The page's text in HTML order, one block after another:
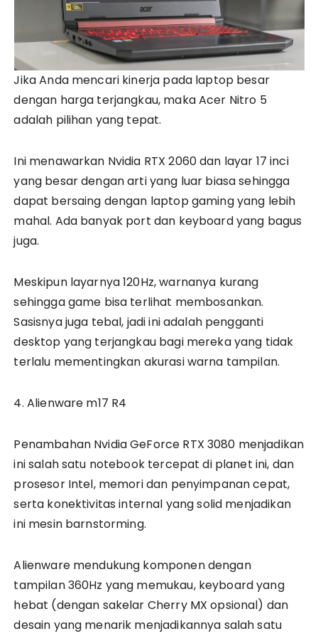
Jika Anda mencari kinerja pada laptop besar
dengan harga terjangkau, maka Acer Nitro 5
adalah pilihan yang tepat.
Ini menawarkan Nvidia RTX 2060 dan layar 17 inci
yang besar dengan arti yang luar biasa sehingga
dapat bersaing dengan laptop gaming yang lebih
mahal. Ada banyak port dan keyboard yang bagus
juga.
Meskipun layarnya 120Hz, warnanya kurang
sehingga game bisa terlihat membosankan.
Sasisnya juga tebal, jadi ini adalah pengganti
desktop yang terjangkau bagi mereka yang tidak
terlalu mementingkan akurasi warna tampilan.
4. Alienware m17 R4
Penambahan Nvidia GeForce RTX 3080 menjadikan
ini salah satu notebook tercepat di planet ini, dan
prosesor Intel, memori dan penyimpanan cepat,
serta konektivitas internal yang solid menjadikan
ini mesin barnstorming.
Alienware mendukung komponen dengan
tampilan 360Hz yang memukau, keyboard yang
hebat (dengan sakelar Cherry MX opsional) dan
desain yang menarik menjadikannya salah satu